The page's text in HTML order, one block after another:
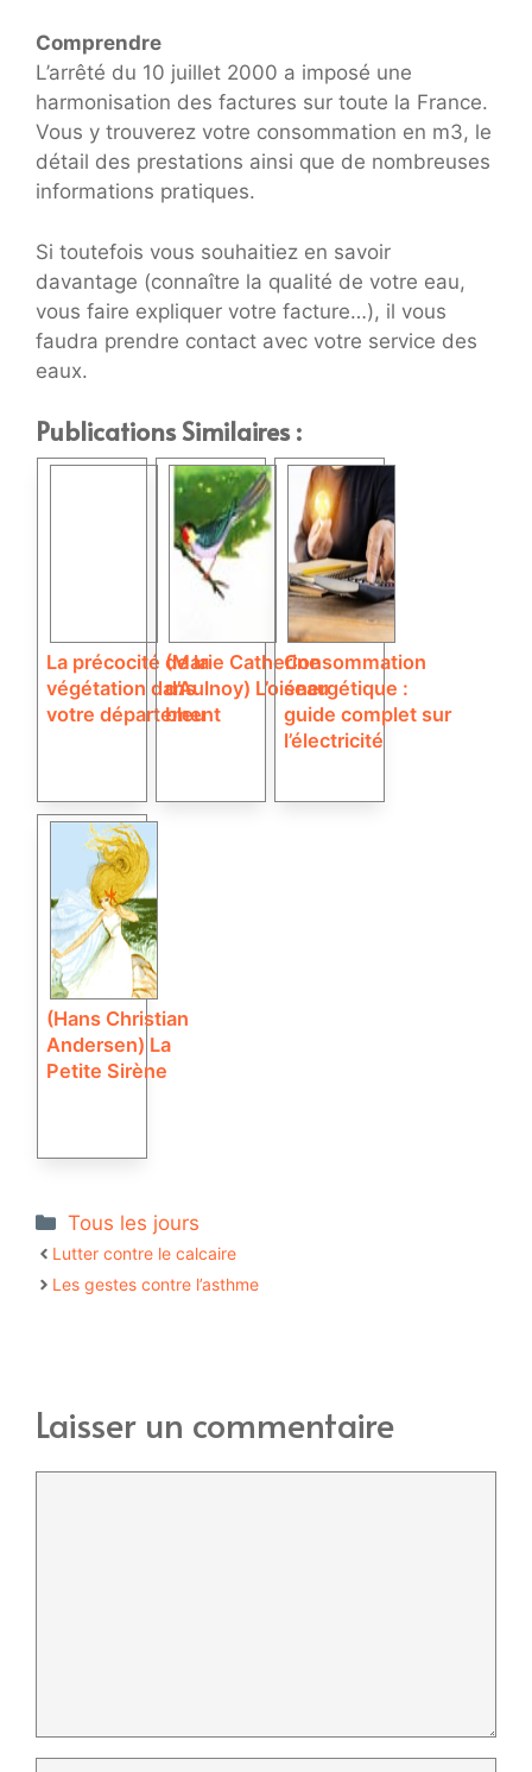
Comprendre
L’arrêté du 10 juillet 2000 a imposé une
harmonisation des factures sur toute la France.
Vous y trouverez votre consommation en m3, le
détail des prestations ainsi que de nombreuses
informations pratiques.
Si toutefois vous souhaitiez en savoir
davantage (connaître la qualité de votre eau,
vous faire expliquer votre facture…), il vous
faudra prendre contact avec votre service des
eaux.
Publications Similaires :
La précocité de la
végétation dans
votre département
(Marie Catherine
d’Aulnoy) L’oiseau
bleu
Consommation
énergétique :
guide complet sur
l’électricité
(Hans Christian
Andersen) La
Petite Sirène
Catégories
Tous les jours
Lutter contre le calcaire
Les gestes contre l’asthme
Laisser un commentaire